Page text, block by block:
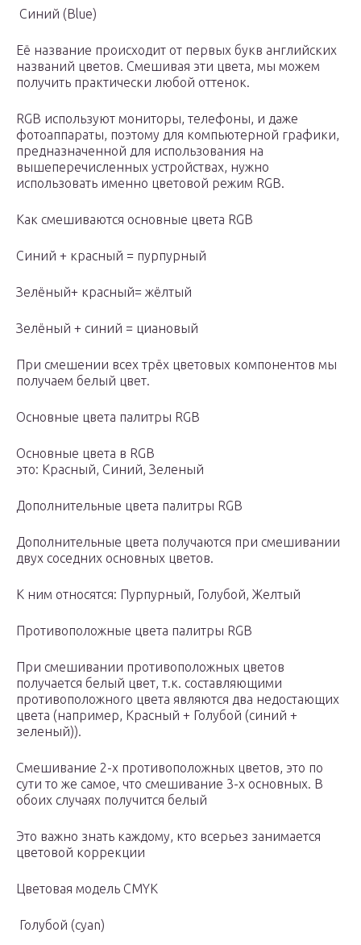
Синий (Blue)
Её название происходит от первых букв английских
названий цветов. Смешивая эти цвета, мы можем
получить практически любой оттенок.
RGB используют мониторы, телефоны, и даже
фотоаппараты, поэтому для компьютерной графики,
предназначенной для использования на
вышеперечисленных устройствах, нужно
использовать именно цветовой режим RGB.
Как смешиваются основные цвета RGB
Cиний + красный = пурпурный
Зелёный+ красный= жёлтый
Зелёный + синий = циановый
При смешении всех трёх цветовых компонентов мы
получаем белый цвет.
Основные цвета палитры RGB
Основные цвета в RGB
это: Красный, Синий, Зеленый
Дополнительные цвета палитры RGB
Дополнительные цвета получаются при смешивании
двух соседних основных цветов.
К ним относятся: Пурпурный, Голубой, Желтый
Противоположные цвета палитры RGB
При смешивании противоположных цветов
получается белый цвет, т.к. составляющими
противоположного цвета являются два недостающих
цвета (например, Красный + Голубой (синий +
зеленый)).
Смешивание 2-х противоположных цветов, это по
сути то же самое, что смешивание 3-х основных. В
обоих случаях получится белый
Это важно знать каждому, кто всерьез занимается
цветовой коррекции
Цветовая модель CMYK
Голубой (cyan)